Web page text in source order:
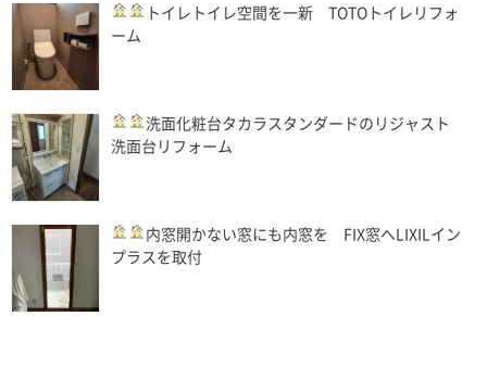
トイレ トイレ空間を一新 TOTOトイレリフォ
ーム
洗面化粧台タカラスタンダードのリジャスト
洗面台リフォーム
内窓 開かない窓にも内窓を FIX窓へLIXILイン
プラスを取付